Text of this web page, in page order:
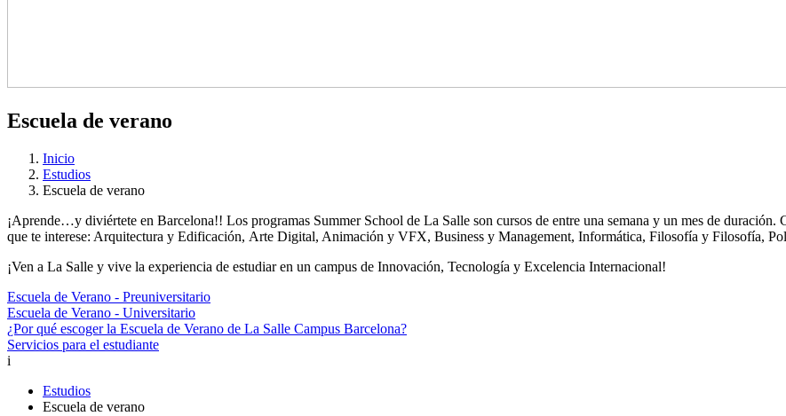
Escuela de verano
Inicio
Estudios
Escuela de verano
¡Aprende…y diviértete en Barcelona!! Los programas Summer School de La Salle son cursos de entre una semana y un mes de
que te interese: Arquitectura y Edificación, Arte Digital, Animación y VFX, Business y Management, Informática, Filosofía y Filosofía,
¡Ven a La Salle y vive la experiencia de estudiar en un campus de Innovación, Tecnología y Excelencia Internacional!
Escuela de Verano - Preuniversitario
Escuela de Verano - Universitario
¿Por qué escoger la Escuela de Verano de La Salle Campus Barcelona?
Servicios para el estudiante
i
Estudios
Escuela de verano